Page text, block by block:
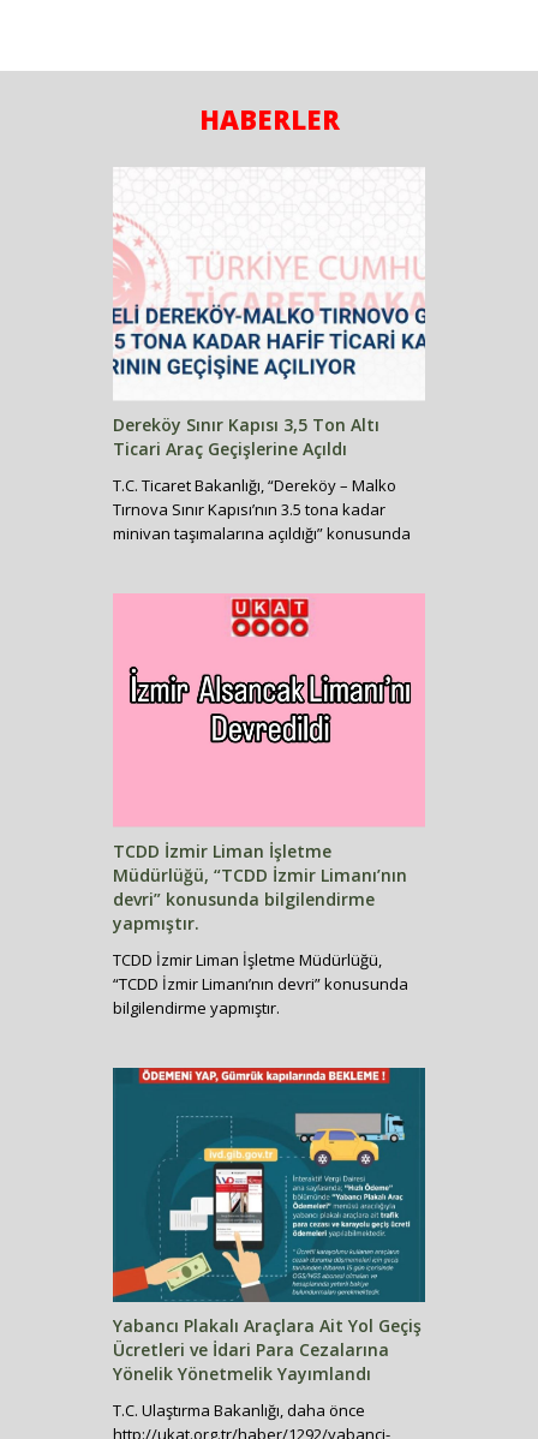
HABERLER
Dereköy Sınır Kapısı 3,5 Ton Altı
Ticari Araç Geçişlerine Açıldı
T.C. Ticaret Bakanlığı, “Dereköy – Malko
Tırnova Sınır Kapısı’nın 3.5 tona kadar
minivan taşımalarına açıldığı” konusunda
TCDD İzmir Liman İşletme
Müdürlüğü, “TCDD İzmir Limanı’nın
devri” konusunda bilgilendirme
yapmıştır.
TCDD İzmir Liman İşletme Müdürlüğü,
“TCDD İzmir Limanı’nın devri” konusunda
bilgilendirme yapmıştır.
Yabancı Plakalı Araçlara Ait Yol Geçiş
Ücretleri ve İdari Para Cezalarına
Yönelik Yönetmelik Yayımlandı
T.C. Ulaştırma Bakanlığı, daha önce
http://ukat.org.tr/haber/1292/yabanci-